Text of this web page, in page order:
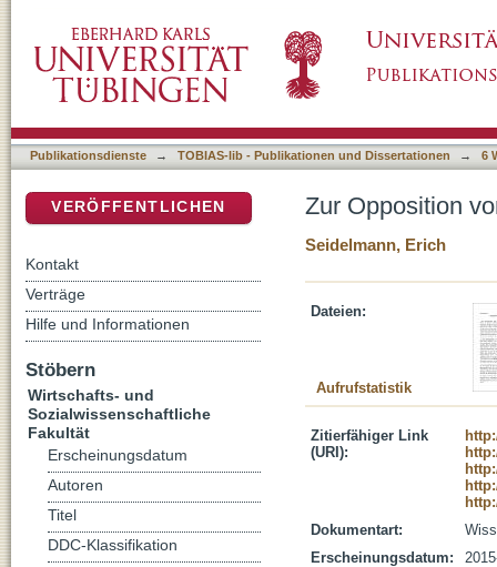
Publikationsdienste → TOBIAS-lib - Publikationen und Dissertationen → 6
Zur Opposition
Seidelmann, Erich
Dateien:
Aufrufstatistik
Zitierfähiger Link
(URI):
Dokumentart:
Erscheinungsdatum:
VERÖFFENTLICHEN
Kontakt
Verträge
Hilfe und Informationen
Stöbern
Wirtschafts- und
Sozialwissenschaftliche
Fakultät
Erscheinungsdatum
Autoren
Titel
DDC-Klassifikation